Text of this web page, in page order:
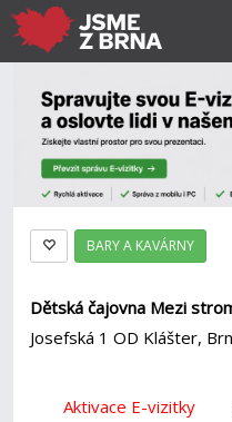
BARY A KAVÁRNY
Dětská čajovna Mezi
Josefská 1 OD Klášter,
Aktivace E-vizitky